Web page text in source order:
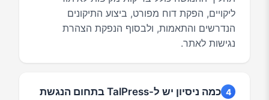
ליקויים, הפקת דוח מפורט, ביצוע התיקונים
הנדרשים והתאמות, ולבסוף הנפקת הצהרת
נגישות לאתר.
4
כמה ניסיון יש ל-TalPress בתחום הנגשת